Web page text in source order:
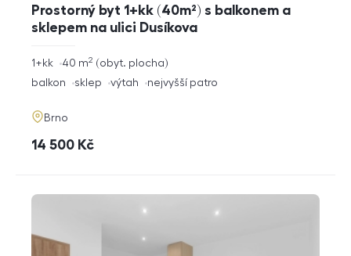
Prostorný byt 1+kk (40m²) s balkonem a
sklepem na ulici Dusíkova
rozměry
1+kk obyt. plocha
40 m2
funkce
balkon sklep výtah nejvyšší patro
adresa
Brno
cena
14 500 Kč